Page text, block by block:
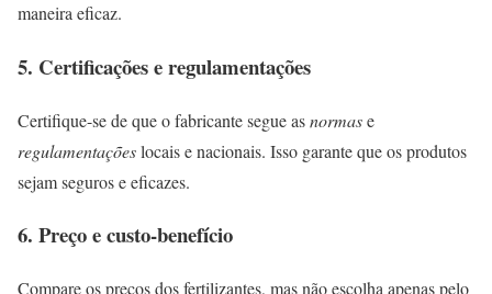
maneira eficaz.
5. Certificações e regulamentações
Certifique-se de que o fabricante segue asnormase
regulamentaçõeslocais e nacionais. Isso garante que os produtos
sejam seguros e eficazes.
6. Preço e custo-benefício
Compare os preços dos fertilizantes, mas não escolha apenas pelo